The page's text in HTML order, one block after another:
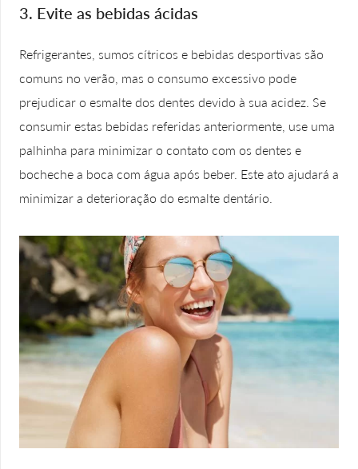
3. Evite as bebidas ácidas
Refrigerantes, sumos cítricos e bebidas desportivas são
comuns no verão, mas o consumo excessivo pode
prejudicar o esmalte dos dentes devido à sua acidez. Se
consumir estas bebidas referidas anteriormente, use uma
palhinha para minimizar o contato com os dentes e
bocheche a boca com água após beber. Este ato ajudará a
minimizar a deterioração do esmalte dentário.